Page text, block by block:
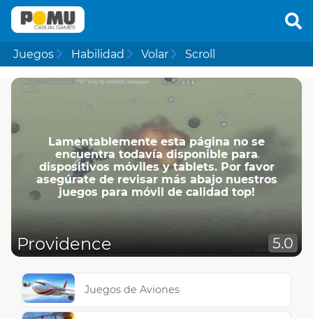
Juegos Habilidad Volar Scroll
Lamentablemente esta página no se
encuentra todavía disponible para
dispositivos móviles y tablets. Por favor
asegúrate de revisar más abajo nuestros
juegos para móvil de calidad top!
Providence 5.0
Juegos de Aviones